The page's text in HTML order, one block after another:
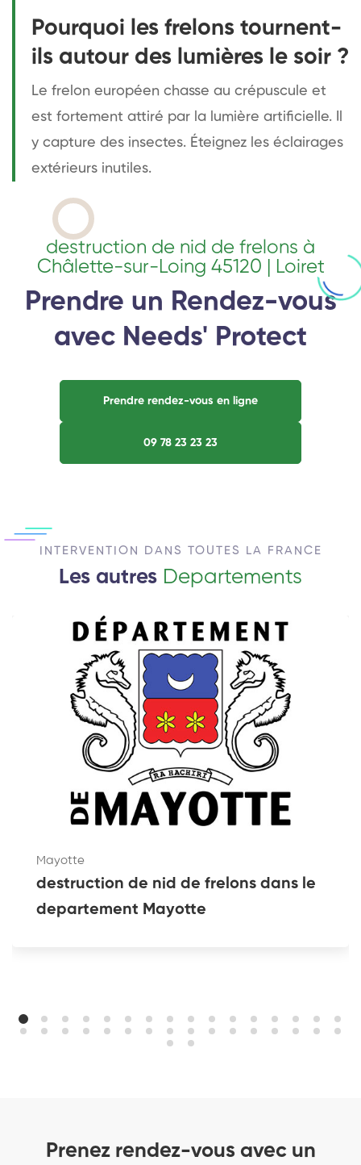
Pourquoi les frelons tournent-
ils autour des lumières le soir ?
Le frelon européen chasse au crépuscule et
est fortement attiré par la lumière artificielle. Il
y capture des insectes. Éteignez les éclairages
extérieurs inutiles.
destruction de nid de frelons à
Châlette-sur-Loing 45120 | Loiret
Prendre un Rendez-vous
avec Needs' Protect
Prendre rendez-vous en ligne
09 78 23 23 23
INTERVENTION DANS TOUTES LA FRANCE
Les autres Departements
Mayotte
destruction de nid de frelons dans le
departement Mayotte
Prenez rendez-vous avec un